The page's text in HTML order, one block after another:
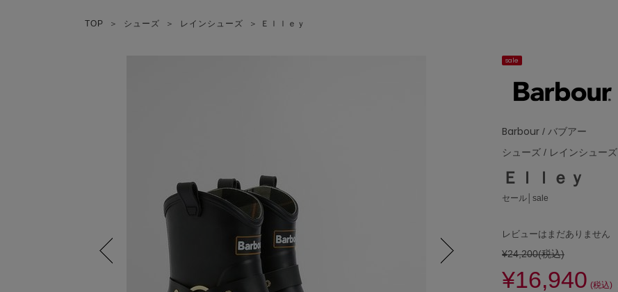
TOP ＞ シューズ ＞ レインシューズ ＞ Ｅｌｌｅｙ
sale
Barbour / バブアー
シューズ / レインシューズ
Ｅｌｌｅｙ
セール│sale
レビューはまだありません
¥24,200(税込)
¥16,940 (税込)